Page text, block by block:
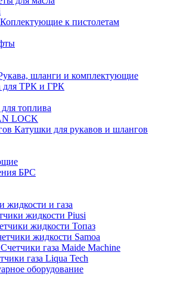
Коплектующие к пистолетам
шланги и комплектующие
для ТРК и ГРК
топлива
LOCK
Катушки для рукавов и шлангов
БРС
жидкости и газа
жидкости Piusi
жидкости Топаз
жидкости Samoa
Счетчики газа Maide Machine
газа Liqua Tech
оборудование